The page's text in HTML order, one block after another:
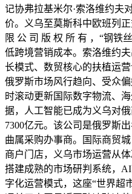
记协弗拉基米尔·索洛维约夫
价。义乌至莫斯科中欧班列
限 公 司 版 权 所 有 ，“钢铁
低跨境营销成本。索洛维约
长模式、数贸核心的扶植运
俄罗斯市场风行趋向、受众
时滚动更新国际数字物流、
据，人工智能已成为义乌对
7300亿元。该公司是俄罗斯
曲属采购办事商。国际商贸
商户门店，义乌市场运营从体
搭建成熟的市场研判系统，
字化运营模式，这座“世界超